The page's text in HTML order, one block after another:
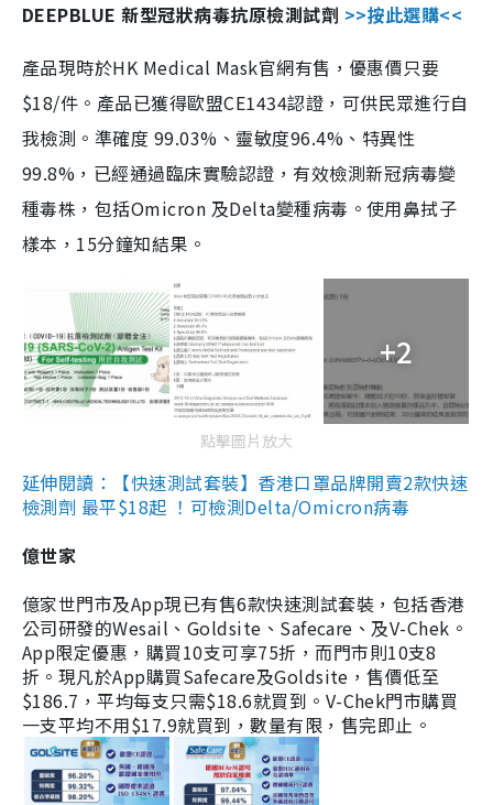
DEEPBLUE 新型冠狀病毒抗原檢測試劑 >>按此選購<<
產品現時於HK Medical Mask官網有售，優惠價只要
$18/件。產品已獲得歐盟CE1434認證，可供民眾進行自
我檢測。準確度 99.03%、靈敏度96.4%、特異性
99.8%，已經通過臨床實驗認證，有效檢測新冠病毒變
種毒株，包括Omicron 及Delta變種病毒。使用鼻拭子
樣本，15分鐘知結果。
+2
點擊圖片放大
延伸閱讀：【快速測試套裝】香港口罩品牌開賣2款快速
檢測劑 最平$18起 ！可檢測Delta/Omicron病毒
億世家
億家世門市及App現已有售6款快速測試套裝，包括香港
公司研發的Wesail、Goldsite、Safecare、及V-Chek。
App限定優惠，購買10支可享75折，而門市則10支8
折。現凡於App購買Safecare及Goldsite，售價低至
$186.7，平均每支只需$18.6就買到。V-Chek門市購買
一支平均不用$17.9就買到，數量有限，售完即止。